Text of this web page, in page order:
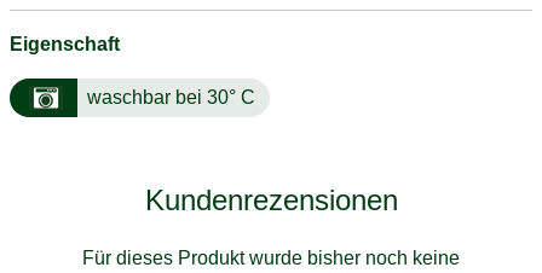
Eigenschaft
waschbar bei 30° C
Kundenrezensionen
Für dieses Produkt wurde bisher noch keine